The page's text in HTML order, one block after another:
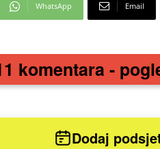
WhatsApp Email
komentara -
Dodaj